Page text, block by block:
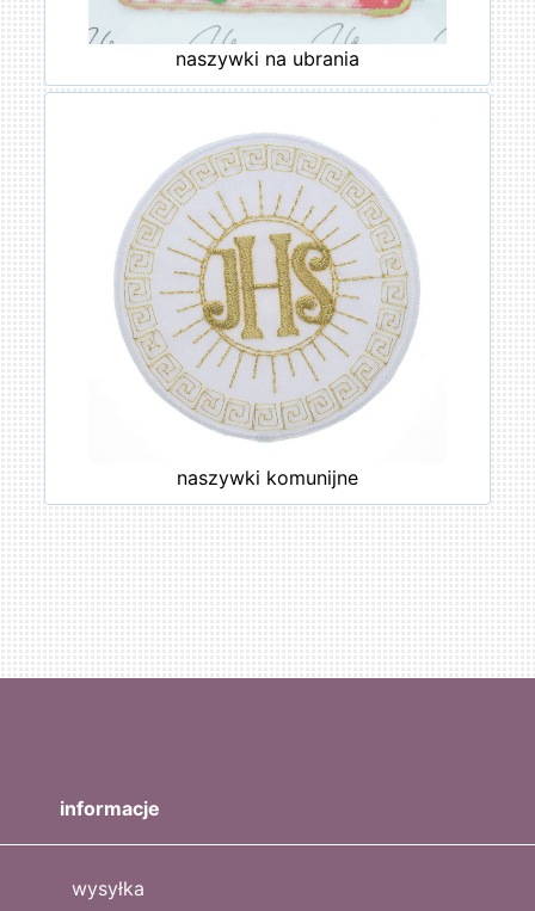
naszywki na ubrania
naszywki komunijne
informacje
wysyłka